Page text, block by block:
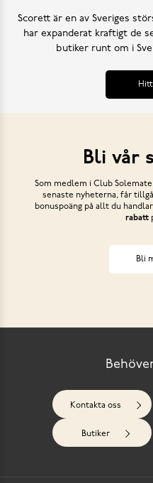
Scorett är en av Sveriges
har expanderat kraftigt de
butiker runt om i
Bli vår
Som medlem i Club
senaste nyheterna, får
bonuspoäng på allt du
rabatt
Bli
Kontakta oss
Butiker